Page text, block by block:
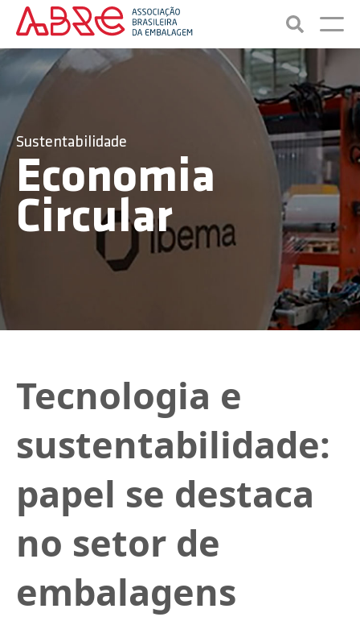
Sustentabilidade
Economia
Circular
Tecnologia e
sustentabilidade:
papel se destaca
no setor de
embalagens